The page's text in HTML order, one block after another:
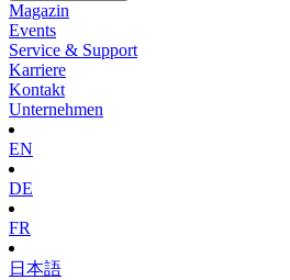
Magazin
Events
Service & Support
Karriere
Kontakt
Unternehmen
EN
DE
FR
日本語